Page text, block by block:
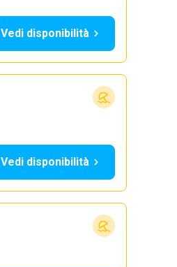
Vedi disponibilità
Vedi disponibilità